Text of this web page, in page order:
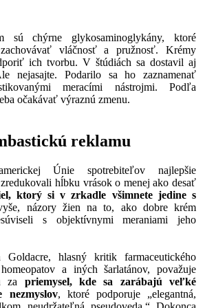
sú chýrne glykosaminoglykány, ktoré
vláčnosť a pružnosť. Krémy
ich tvorbu. V štúdiách sa dostavil aj
nejasajte. Podarilo sa ho zaznamenať
meracími nástrojmi. Podľa
očakávať výraznú zmenu.
reklamu
Únie spotrebiteľov najlepšie
hĺbku vrások o menej ako desať
ktorý si v zrkadle všimnete jedine s
názory žien na to, ako dobre krém
s objektívnymi meraniami jeho
hlasný kritik farmaceutického
a iných šarlatánov, považuje
za priemysel, kde sa zarábajú veľké
nezmyslov, ktoré podporuje „elegantná,